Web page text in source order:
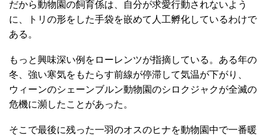
だから動物園の飼育係は、自分が求愛行動されないよう
に、トリの形をした手袋を嵌めて人工孵化しているわけで
ある。
もっと興味深い例をローレンツが指摘している。ある年の
冬、強い寒気をもたらす前線が停滞して気温が下がり、
ウィーンのシェーンブルン動物園のシロクジャクが全滅の
危機に瀕したことがあった。
そこで最後に残った一羽のオスのヒナを動物園中で一番暖